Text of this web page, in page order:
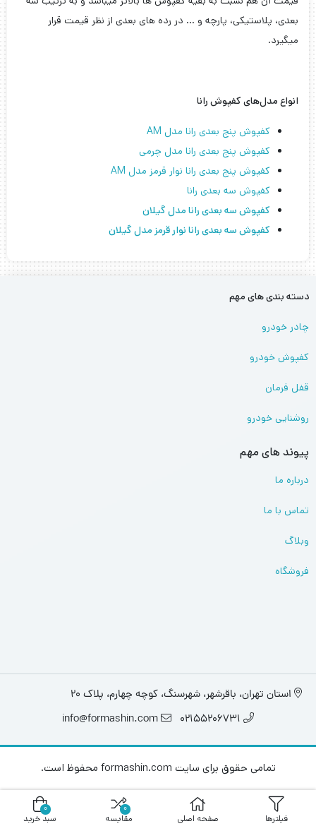
بعدی، پلاستیکی، پارچه و … در رده های بعدی از نظر قیمت قرار
میگیرد.
انواع مدل‌های کفپوش رانا
کفپوش پنج بعدی رانا مدل AM
کفپوش پنج بعدی رانا مدل چرمی
کفپوش پنج بعدی رانا نوار قرمز مدل AM
کفپوش سه بعدی رانا
کفپوش سه بعدی رانا مدل گیلان
کفپوش سه بعدی رانا نوار قرمز مدل گیلان
دسته بندی های مهم
چادر خودرو
کفپوش خودرو
قفل فرمان
روشنایی خودرو
پیوند های مهم
درباره ما
تماس با ما
وبلاگ
فروشگاه
استان تهران، باقرشهر، شهرسنگ، کوچه چهارم، پلاک 20
02155206731
info@formashin.com
تمامی حقوق برای سایت formashin.com محفوظ است.
فیلترها صفحه اصلی
0
مقایسه
0
سبد خرید